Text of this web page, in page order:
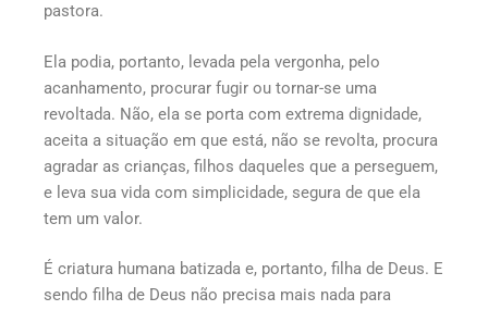
pastora.
Ela podia, portanto, levada pela vergonha, pelo
acanhamento, procurar fugir ou tornar-se uma
revoltada. Não, ela se porta com extrema dignidade,
aceita a situação em que está, não se revolta, procura
agradar as crianças, filhos daqueles que a perseguem,
e leva sua vida com simplicidade, segura de que ela
tem um valor.
É criatura humana batizada e, portanto, filha de Deus. E
sendo filha de Deus não precisa mais nada para